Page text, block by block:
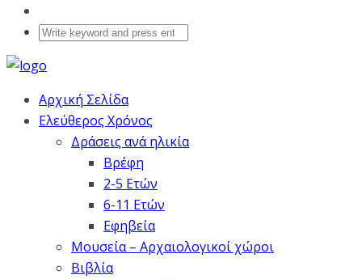
Αρχική Σελίδα
Ελεύθερος Χρόνος
Δράσεις ανά ηλικία
Βρέφη
2-5 Ετών
6-11 Ετών
Εφηβεία
Μουσεία – Αρχαιολογικοί χώροι
Βιβλία